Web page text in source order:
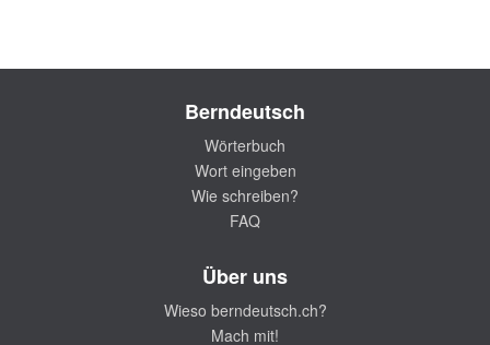
Berndeutsch
Wörterbuch
Wort eingeben
Wie schreiben?
FAQ
Über uns
Wieso berndeutsch.ch?
Mach mit!